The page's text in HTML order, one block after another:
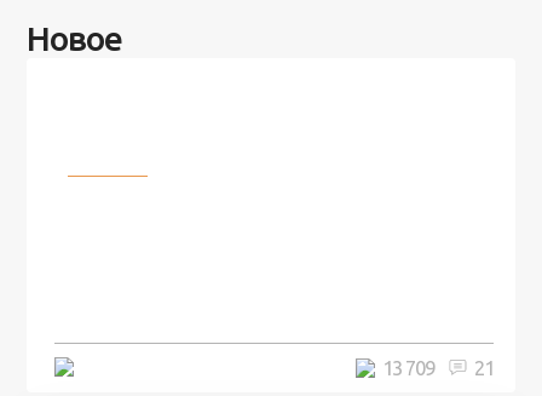
Новое
21
13 709